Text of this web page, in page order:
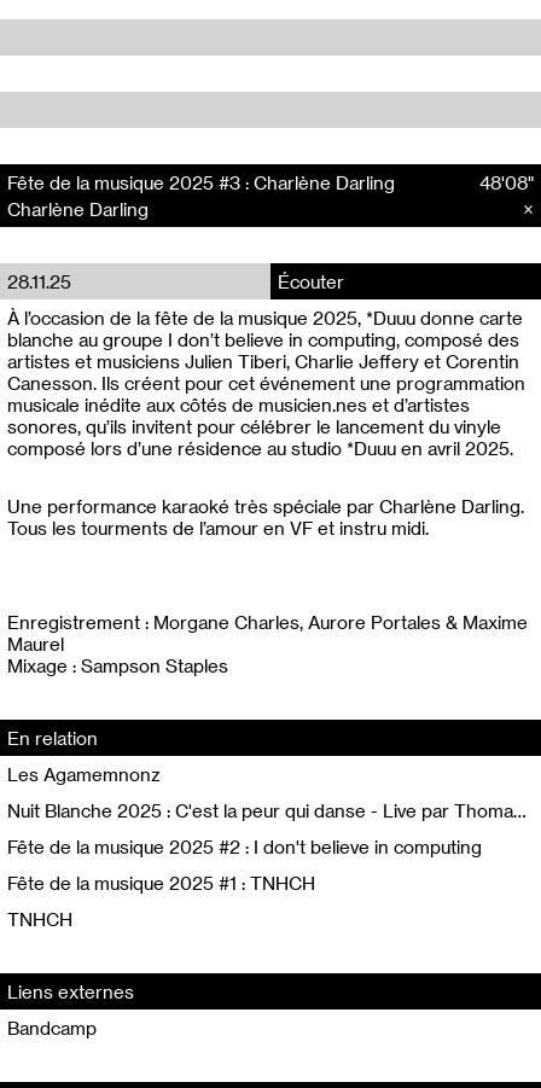
Fête de la musique 2025 #3 : Charlène Darling
Charlène Darling
48'08"
28.11.25
Écouter
À l’occasion de la fête de la musique 2025, *Duuu donne carte
blanche au groupe I don’t believe in computing, composé des
artistes et musiciens Julien Tiberi, Charlie Jeffery et Corentin
Canesson. Ils créent pour cet événement une programmation
musicale inédite aux côtés de musicien.nes et d’artistes
sonores, qu’ils invitent pour célébrer le lancement du vinyle
composé lors d’une résidence au studio *Duuu en avril 2025.
Une performance karaoké très spéciale par Charlène Darling.
Tous les tourments de l’amour en VF et instru midi.
Enregistrement : Morgane Charles, Aurore Portales & Maxime
Maurel
Mixage : Sampson Staples
En relation
Les Agamemnonz
Nuit Blanche 2025 : C'est la peur qui danse - Live par Thomas Moësl & Victor Villafagne
Fête de la musique 2025 #2 : I don't believe in computing
Fête de la musique 2025 #1 : TNHCH
TNHCH
Liens externes
Bandcamp